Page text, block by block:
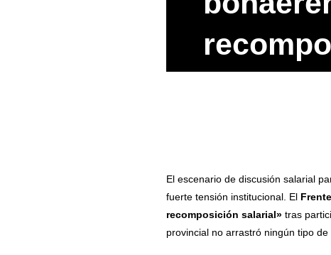
El escenario de discusión salarial
fuerte tensión institucional. El
recomposición salarial»tras
provincial no arrastró ningún tipo